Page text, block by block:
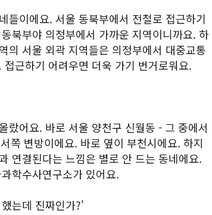
들이에요. 서울 동북부에서 전철로 접근하기
북부야 의정부에서 가까운 지역이니까요. 하
의 서울 외곽 지역들은 의정부에서 대중교통
근하기 어려우면 더욱 가기 번거로워요.
랐어요. 바로 서울 양천구 신월동 - 그 중에서
쪽 변방이에요. 바로 옆이 부천시에요. 하지
연결된다는 느낌은 별로 안 드는 동네에요.
학수사연구소가 있어요.
는데 진짜인가?'